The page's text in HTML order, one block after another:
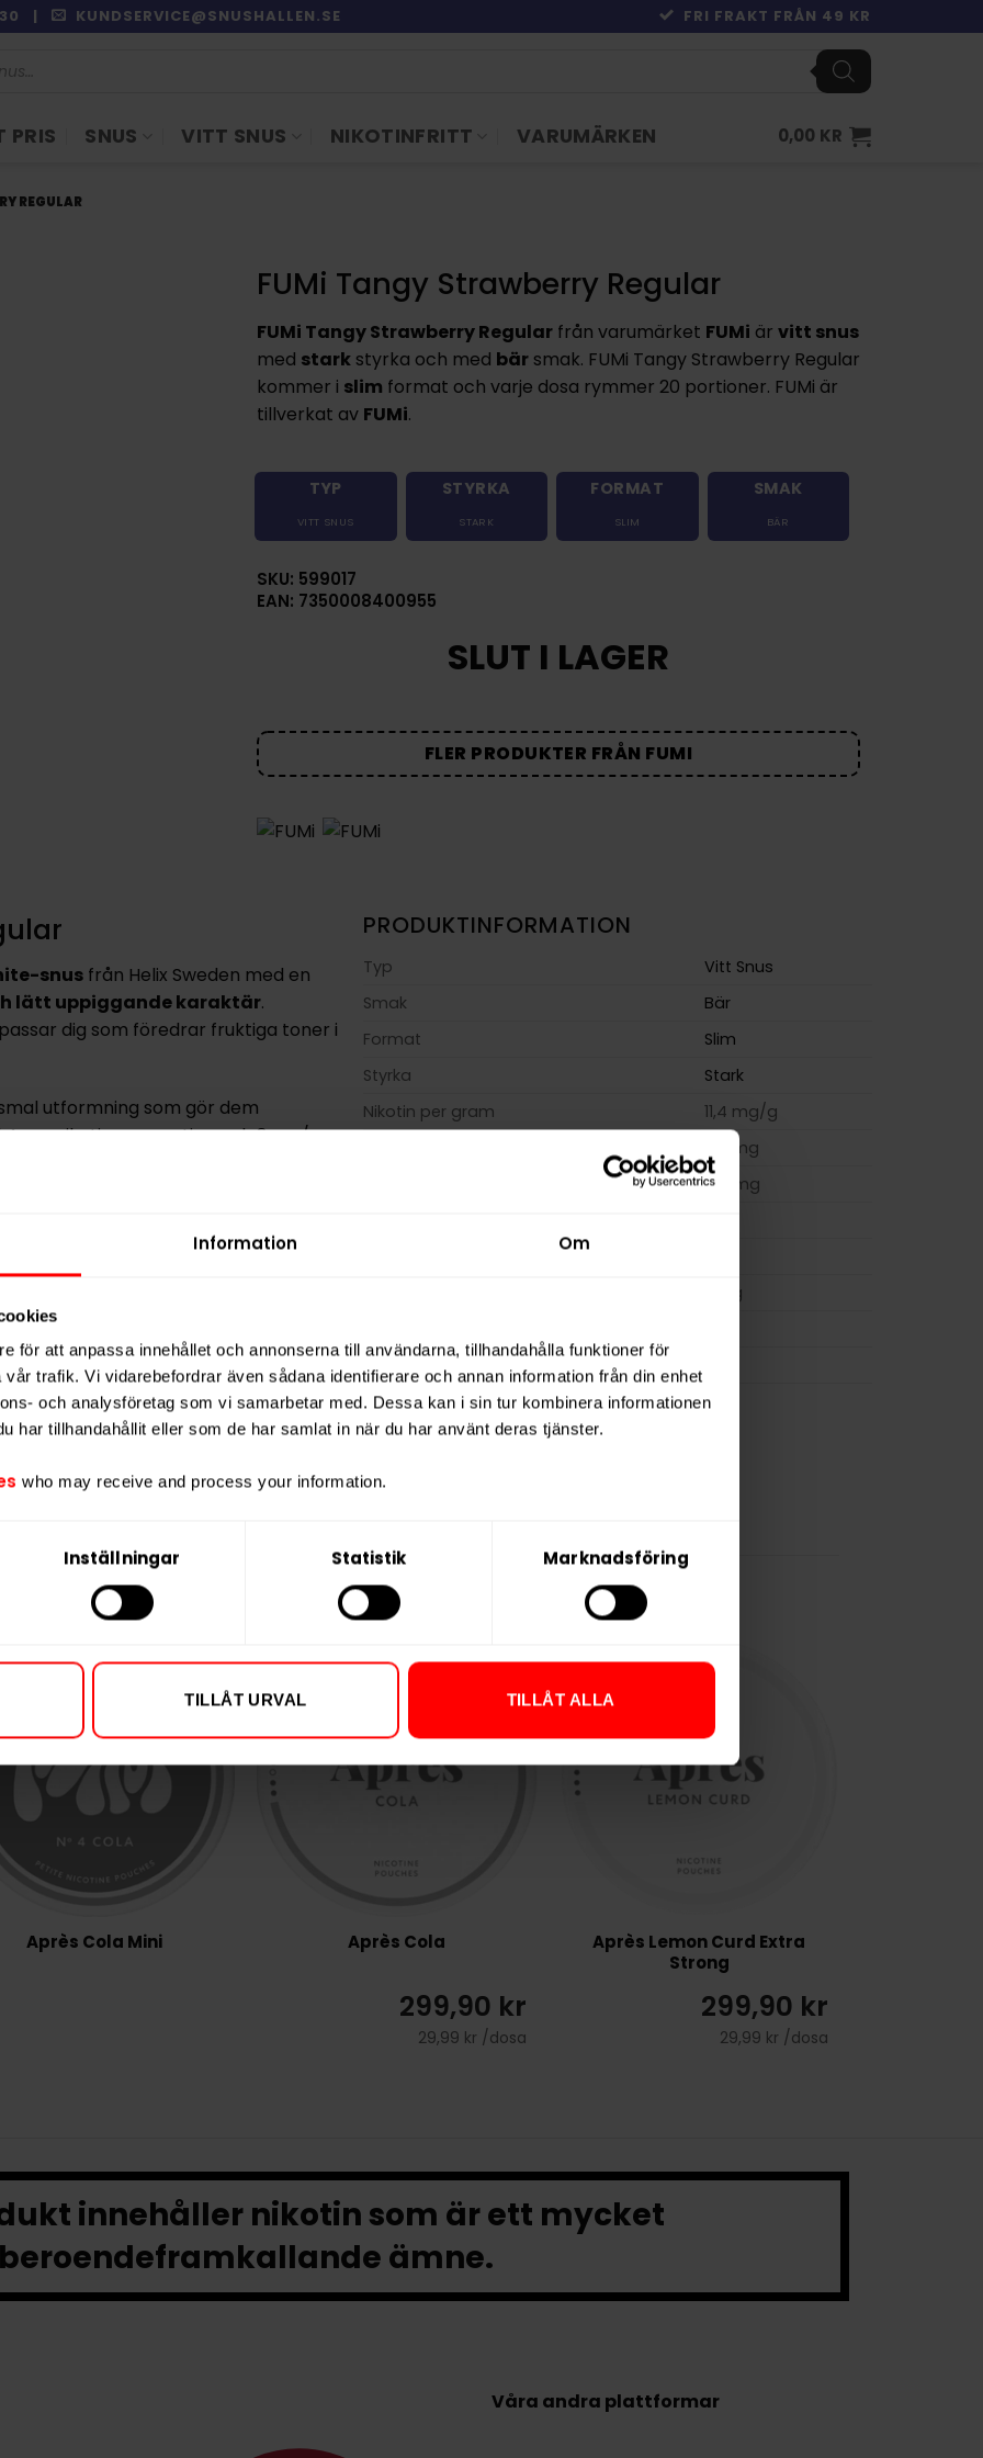
Information Om
för att anpassa innehållet och annonserna till användarna, tillhandahålla funktioner för
trafik. Vi vidarebefordrar även sådana identifierare och annan information från din enhet
och analysföretag som vi samarbetar med. Dessa kan i sin tur kombinera informationen
har tillhandahållit eller som de har samlat in när du har använt deras tjänster.
who may receive and process your information.
Inställningar Statistik Marknadsföring
TILLÅT URVAL TILLÅT ALLA
| KUNDSERVICE@SNUSHALLEN.SE FRI FRAKT FRÅN 49 KR
PRIS SNUS VITT SNUS NIKOTINFRITT VARUMÄRKEN 0,00 KR
REGULAR
FUMi Tangy Strawberry Regular
FUMi Tangy Strawberry Regular från varumärket FUMi är vitt snus
med stark styrka och med bär smak. FUMi Tangy Strawberry Regular
kommer i slim format och varje dosa rymmer 20 portioner. FUMi är
tillverkat av FUMi.
TYP
VITT SNUS
STYRKA
STARK
FORMAT
SLIM
SMAK
BÄR
SKU: 599017
EAN: 7350008400955
SLUT I LAGER
FLER PRODUKTER FRÅN FUMI
snusfrån Helix Sweden med en
lätt uppiggande karaktär.
dig som föredrar fruktiga toner i
utformning som gör dem
4 mg nikotin per portionoch8 mg/g
är
helt fri från tobakoch tillverkas i
fuktbevarande medel,
PRODUKTINFORMATION
Typ
Vitt Snus
Smak
Bär
Format
Slim
Styrka
Stark
Nikotin per gram
11,4 mg/g
8,0 mg
160 mg
0,7 g
Tillverkare
Après Cola Mini Après Cola
299,90 kr
29,99 kr /dosa
Après Lemon Curd Extra
Strong
299,90 kr
29,99 kr /dosa
innehåller nikotin som är ett mycket
beroendeframkallande ämne.
Våra andra plattformar